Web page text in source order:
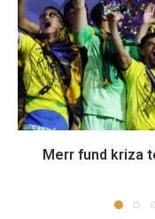
Merr fund kriza